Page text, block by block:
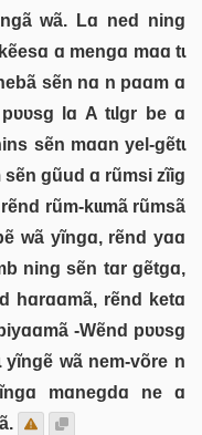
wã. Lɑ ned ning
ɑ mengɑ mɑɑ tɩ
sẽn nɑ n pɑɑm ɑ
lɑ A tɩlgr be ɑ
sẽn mɑɑn yel-gẽtɩ
sẽn gũud ɑ rũmsi zĩig
rũm-kɩɩmã rũmsã
wã yĩngɑ, rẽnd yɑɑ
ning sẽn tɑr gẽtgɑ,
hɑrɑɑmã, rẽnd ketɑ
-Wẽnd pʋʋsg
yĩngẽ wã nem-võre n
mɑnegdɑ ne ɑ